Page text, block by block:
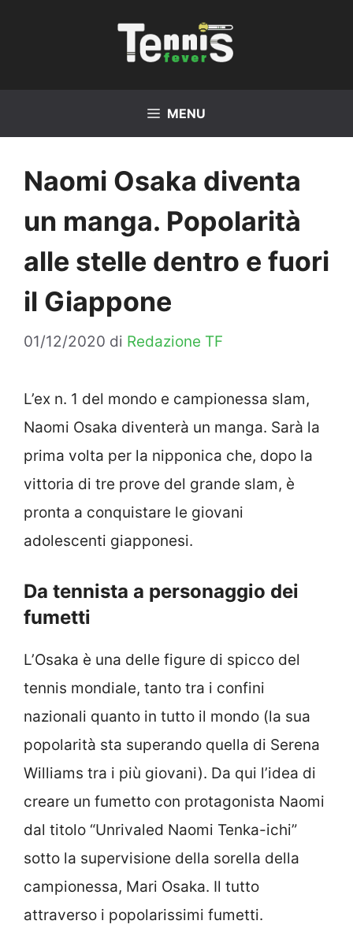
MENU
Naomi Osaka diventa
un manga. Popolarità
alle stelle dentro e fuori
il Giappone
01/12/2020 di Redazione TF
L’ex n. 1 del mondo e campionessa slam,
Naomi Osaka diventerà un manga. Sarà la
prima volta per la nipponica che, dopo la
vittoria di tre prove del grande slam, è
pronta a conquistare le giovani
adolescenti giapponesi.
Da tennista a personaggio dei
fumetti
L’Osaka è una delle figure di spicco del
tennis mondiale, tanto tra i confini
nazionali quanto in tutto il mondo (la sua
popolarità sta superando quella di Serena
Williams tra i più giovani). Da qui l’idea di
creare un fumetto con protagonista Naomi
dal titolo “Unrivaled Naomi Tenka-ichi”
sotto la supervisione della sorella della
campionessa, Mari Osaka. Il tutto
attraverso i popolarissimi fumetti.